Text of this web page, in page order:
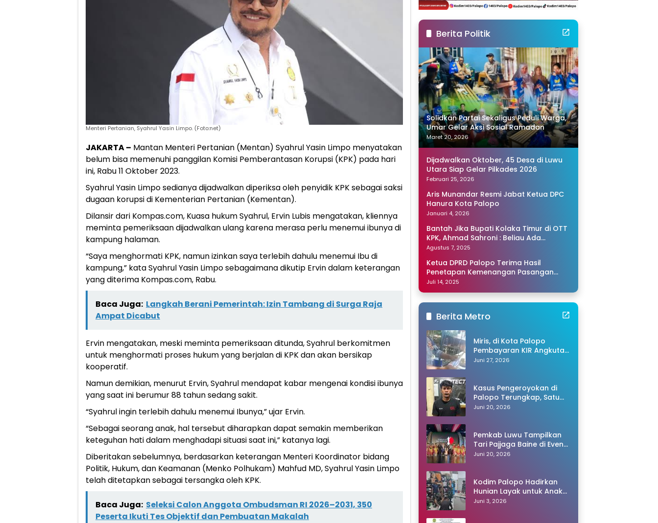
Menteri Pertanian, Syahrul Yasin Limpo. (Foto:net)
JAKARTA – Mantan Menteri Pertanian (Mentan) Syahrul Yasin Limpo menyatakan
belum bisa memenuhi panggilan Komisi Pemberantasan Korupsi (KPK) pada hari
ini, Rabu 11 Oktober 2023.
Syahrul Yasin Limpo sedianya dijadwalkan diperiksa oleh penyidik KPK sebagai saksi
dugaan korupsi di Kementerian Pertanian (Kementan).
Dilansir dari Kompas.com, Kuasa hukum Syahrul, Ervin Lubis mengatakan, kliennya
meminta pemeriksaan dijadwalkan ulang karena merasa perlu menemui ibunya di
kampung halaman.
“Saya menghormati KPK, namun izinkan saya terlebih dahulu menemui Ibu di
kampung,” kata Syahrul Yasin Limpo sebagaimana dikutip Ervin dalam keterangan
yang diterima Kompas.com, Rabu.
Baca Juga: Langkah Berani Pemerintah: Izin Tambang di Surga Raja
Ampat Dicabut
Ervin mengatakan, meski meminta pemeriksaan ditunda, Syahrul berkomitmen
untuk menghormati proses hukum yang berjalan di KPK dan akan bersikap
kooperatif.
Namun demikian, menurut Ervin, Syahrul mendapat kabar mengenai kondisi ibunya
yang saat ini berumur 88 tahun sedang sakit.
“Syahrul ingin terlebih dahulu menemui Ibunya,” ujar Ervin.
“Sebagai seorang anak, hal tersebut diharapkan dapat semakin memberikan
keteguhan hati dalam menghadapi situasi saat ini,” katanya lagi.
Diberitakan sebelumnya, berdasarkan keterangan Menteri Koordinator bidang
Politik, Hukum, dan Keamanan (Menko Polhukam) Mahfud MD, Syahrul Yasin Limpo
telah ditetapkan sebagai tersangka oleh KPK.
Baca Juga: Seleksi Calon Anggota Ombudsman RI 2026–2031, 350
Peserta Ikuti Tes Objektif dan Pembuatan Makalah
Berita Politik
Solidkan Partai Sekaligus Peduli Warga,
Umar Gelar Aksi Sosial Ramadan
Maret 20, 2026
Dijadwalkan Oktober, 45 Desa di Luwu
Utara Siap Gelar Pilkades 2026
Februari 25, 2026
Aris Munandar Resmi Jabat Ketua DPC
Hanura Kota Palopo
Januari 4, 2026
Bantah Jika Bupati Kolaka Timur di OTT
KPK, Ahmad Sahroni : Beliau Ada
Disamping Saya di Makassar
Agustus 7, 2025
Ketua DPRD Palopo Terima Hasil
Penetapan Kemenangan Pasangan
Naili-Akhmad dari KPU Sulsel
Juli 14, 2025
Berita Metro
Miris, di Kota Palopo
Pembayaran KIR Angkutan
Barang Capai Rp600 Ribu,
Juni 27, 2026
Kasus Pengeroyokan di
Palopo Terungkap, Satu
Tersangka Ditangkap
Juni 20, 2026
Pemkab Luwu Tampilkan
Tari Pajjaga Baine di Event
Toraya Ma’gellu’ 2026
Juni 20, 2026
Kodim Palopo Hadirkan
Hunian Layak untuk Anak
Panti
Juni 3, 2026